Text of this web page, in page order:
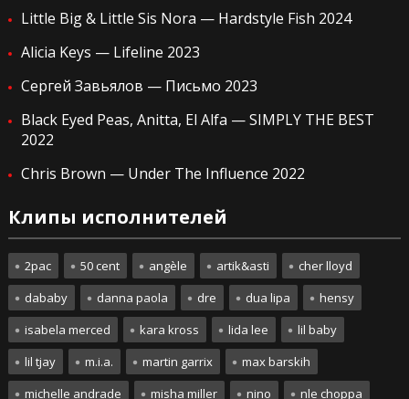
Little Big & Little Sis Nora — Hardstyle Fish 2024
Alicia Keys — Lifeline 2023
Сергей Завьялов — Письмо 2023
Black Eyed Peas, Anitta, El Alfa — SIMPLY THE BEST
2022
Chris Brown — Under The Influence 2022
Клипы исполнителей
2pac 50 cent angèle artik&asti
cher lloyd
dababy
danna paola dre dua lipa
hensy
isabela merced
kara kross lida lee
lil baby
lil tjay
m.i.a. martin garrix
max barskih
michelle andrade
misha miller nino nle choppa